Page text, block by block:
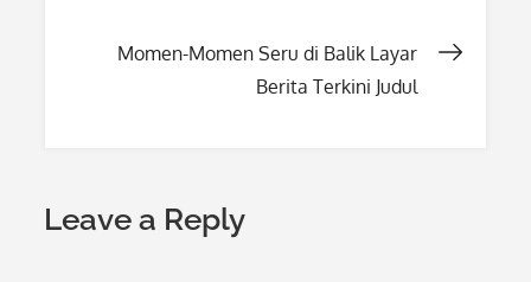
Momen-Momen Seru di Balik Layar
Berita Terkini Judul
Leave a Reply